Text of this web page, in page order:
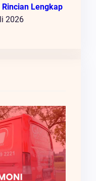
Rincian Lengkap
2026